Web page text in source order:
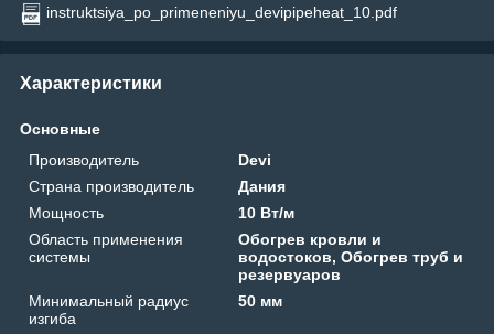
instruktsiya_po_primeneniyu_devipipeheat_10.pdf
Характеристики
Основные
Производитель
Devi
Страна производитель
Дания
Мощность
10 Вт/м
Область применения
системы
Обогрев кровли и
водостоков, Обогрев труб и
резервуаров
Минимальный радиус
изгиба
50 мм